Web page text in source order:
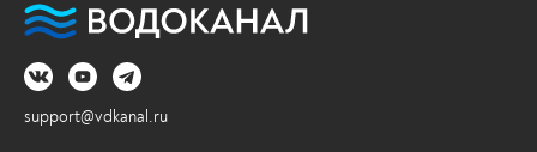
мероприятия по федеральной
программе реконструкции сетей
Водоканал продолжает мероприятия по
федеральной программе реконструкции...
20.07.2026
support@vdkanal.ru